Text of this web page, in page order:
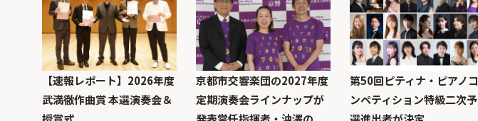
【速報レポート】2026年度
武満徹作曲賞 本選演奏会＆
京都市交響楽団の2027年度
定期演奏会ラインナップが
第50回ピティナ・ピアノコ
ンペティション特級二次予